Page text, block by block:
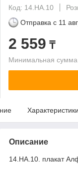
Код: 14.НА.10
Отправка с 11
2 559 ₸
Минимальная сумма
Характеристики
Описание
14.НА.10. плакат